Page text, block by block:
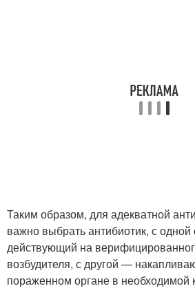
Таким образом, для адекватной
важно выбрать антибиотик, с одной
действующий на
возбудителя, с другой —
пораженном органе в необходимой